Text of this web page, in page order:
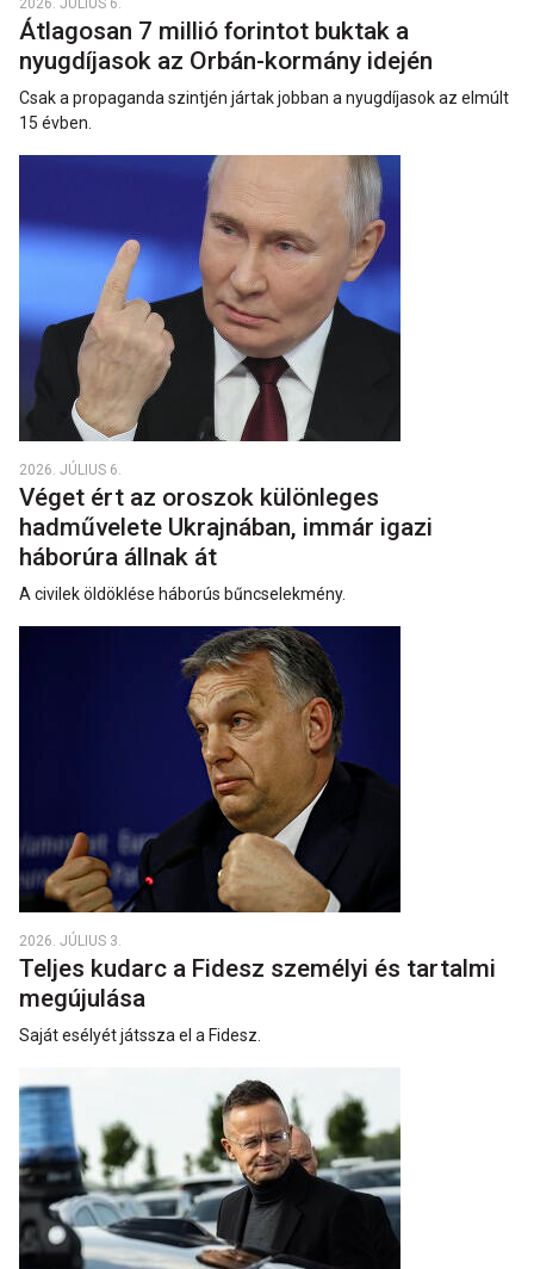
2026. JÚLIUS 6.
Átlagosan 7 millió forintot buktak a
nyugdíjasok az Orbán-kormány idején
Csak a propaganda szintjén jártak jobban a nyugdíjasok az elmúlt
15 évben.
2026. JÚLIUS 6.
Véget ért az oroszok különleges
hadművelete Ukrajnában, immár igazi
háborúra állnak át
A civilek öldöklése háborús bűncselekmény.
2026. JÚLIUS 3.
Teljes kudarc a Fidesz személyi és tartalmi
megújulása
Saját esélyét játssza el a Fidesz.